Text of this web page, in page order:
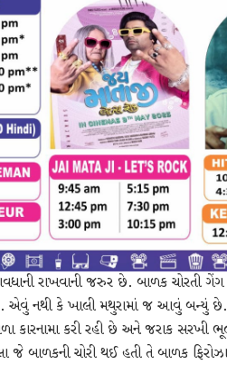
રાખવાની જરુર છે. બાળક ચોરતી ગેંગ
નથી કે ખાલી મથુરામાં જ આવું બન્યું
કારનામા કરી રહી છે અને જરાક સરખી
બાળકની ચોરી થઈ હતી તે બાળક